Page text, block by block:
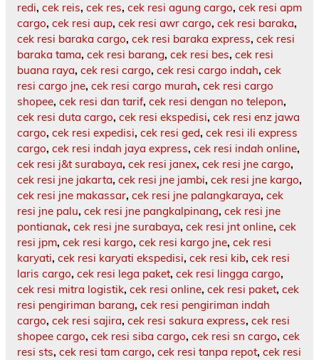
redi, cek reis, cek res, cek resi agung cargo, cek resi apm
cargo, cek resi aup, cek resi awr cargo, cek resi baraka,
cek resi baraka cargo, cek resi baraka express, cek resi
baraka tama, cek resi barang, cek resi bes, cek resi
buana raya, cek resi cargo, cek resi cargo indah, cek
resi cargo jne, cek resi cargo murah, cek resi cargo
shopee, cek resi dan tarif, cek resi dengan no telepon,
cek resi duta cargo, cek resi ekspedisi, cek resi enz jawa
cargo, cek resi expedisi, cek resi ged, cek resi ili express
cargo, cek resi indah jaya express, cek resi indah online,
cek resi j&t surabaya, cek resi janex, cek resi jne cargo,
cek resi jne jakarta, cek resi jne jambi, cek resi jne kargo,
cek resi jne makassar, cek resi jne palangkaraya, cek
resi jne palu, cek resi jne pangkalpinang, cek resi jne
pontianak, cek resi jne surabaya, cek resi jnt online, cek
resi jpm, cek resi kargo, cek resi kargo jne, cek resi
karyati, cek resi karyati ekspedisi, cek resi kib, cek resi
laris cargo, cek resi lega paket, cek resi lingga cargo,
cek resi mitra logistik, cek resi online, cek resi paket, cek
resi pengiriman barang, cek resi pengiriman indah
cargo, cek resi sajira, cek resi sakura express, cek resi
shopee cargo, cek resi siba cargo, cek resi sn cargo, cek
resi sts, cek resi tam cargo, cek resi tanpa repot, cek resi